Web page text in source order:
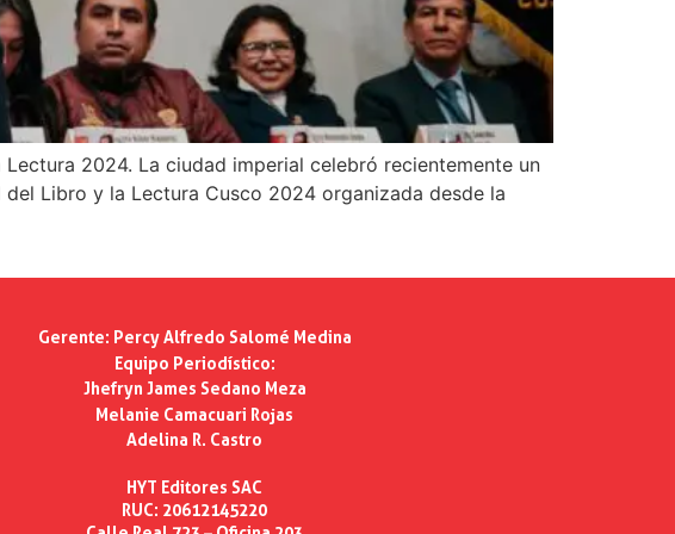
2024. La ciudad imperial celebró recientemente un
Libro y la Lectura Cusco 2024 organizada desde la
Gerente: Percy Alfredo Salomé Medina
Equipo Periodístico:
Jhefryn James Sedano Meza
Melanie Camacuari Rojas
Adelina R. Castro
HYT Editores SAC
RUC: 20612145220